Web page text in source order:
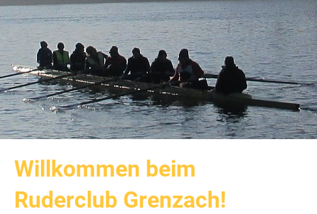
Willkommen beim
Ruderclub Grenzach!